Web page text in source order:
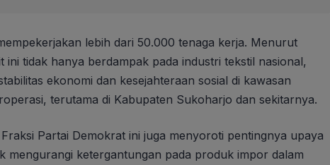
lebih dari 50.000 tenaga kerja. Menurut
ini tidak hanya berdampak pada industri tekstil nasional,
ekonomi dan kesejahteraan sosial di kawasan
terutama di Kabupaten Sukoharjo dan sekitarnya.
Partai Demokrat ini juga menyoroti pentingnya upaya
mengurangi ketergantungan pada produk impor dalam